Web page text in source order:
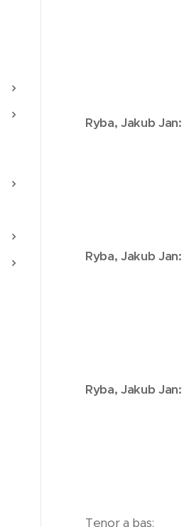
Ryba, Jakub Jan:
Ryba, Jakub Jan:
Ryba, Jakub Jan:
Tenor a bas: